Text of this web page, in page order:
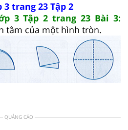
trang 23 Tập 2
3 Tập 2 trang 23 Bài 3:
tâm của một hình tròn.
QUẢNG CÁO